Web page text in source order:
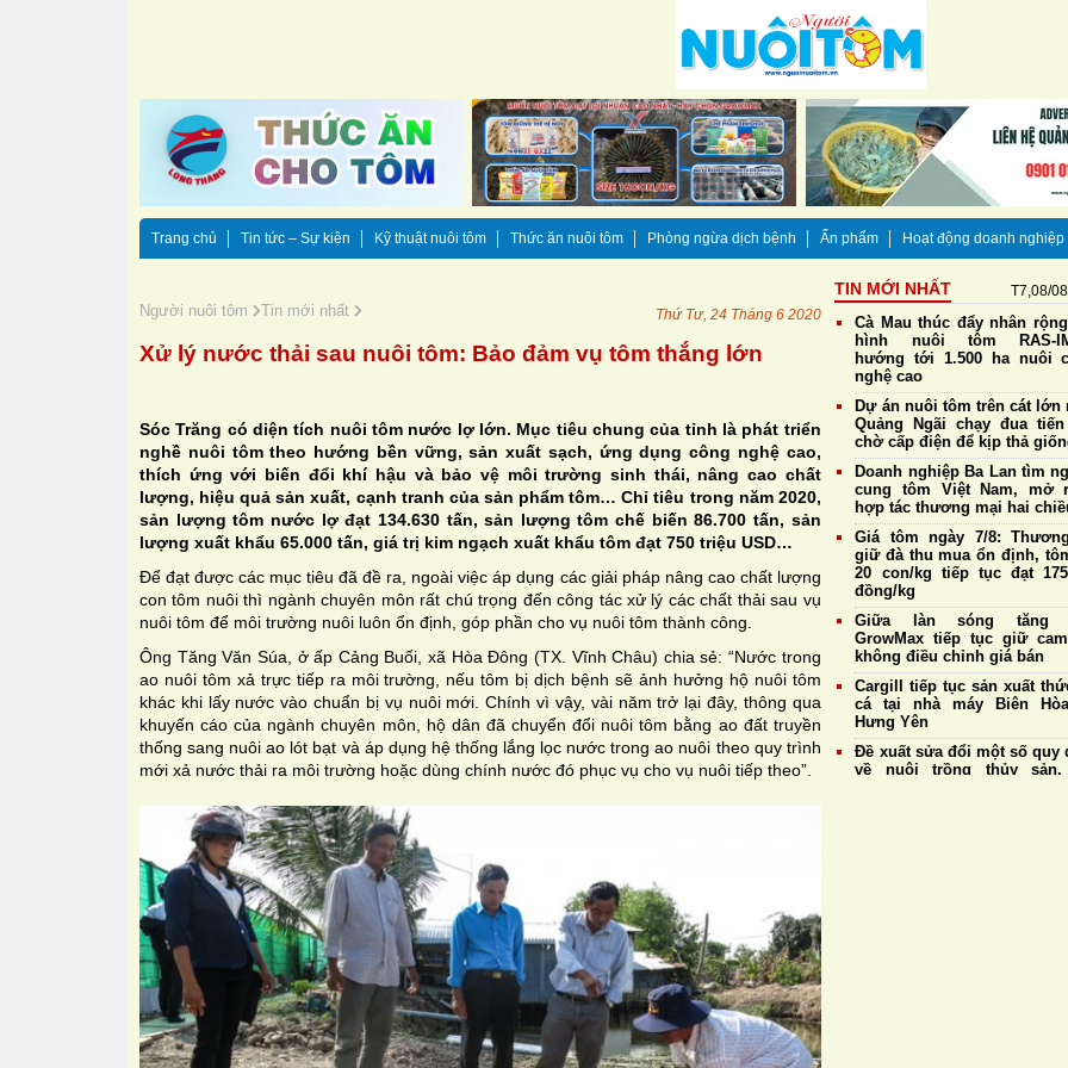
Trang chủ Tin tức – Sự kiện Kỹ thuật nuôi tôm Thức ăn nuôi tôm Phòng ngừa dịch bệnh Ấn phẩm Hoạt động doanh nghiệp
Người nuôi tôm Tin mới nhất Thứ Tư, 24 Tháng 6 2020
Xử lý nước thải sau nuôi tôm: Bảo đảm vụ tôm thắng lớn
Sóc Trăng có diện tích nuôi tôm nước lợ lớn. Mục tiêu chung của tỉnh là phát triển
nghề nuôi tôm theo hướng bền vững, sản xuất sạch, ứng dụng công nghệ cao,
thích ứng với biến đổi khí hậu và bảo vệ môi trường sinh thái, nâng cao chất
lượng, hiệu quả sản xuất, cạnh tranh của sản phẩm tôm… Chỉ tiêu trong năm 2020,
sản lượng tôm nước lợ đạt 134.630 tấn, sản lượng tôm chế biến 86.700 tấn, sản
lượng xuất khẩu 65.000 tấn, giá trị kim ngạch xuất khẩu tôm đạt 750 triệu USD…
Để đạt được các mục tiêu đã đề ra, ngoài việc áp dụng các giải pháp nâng cao chất lượng
con tôm nuôi thì ngành chuyên môn rất chú trọng đến công tác xử lý các chất thải sau vụ
nuôi tôm để môi trường nuôi luôn ổn định, góp phần cho vụ nuôi tôm thành công.
Ông Tăng Văn Súa, ở ấp Cảng Buối, xã Hòa Đông (TX. Vĩnh Châu) chia sẻ: “Nước trong
ao nuôi tôm xả trực tiếp ra môi trường, nếu tôm bị dịch bệnh sẽ ảnh hưởng hộ nuôi tôm
khác khi lấy nước vào chuẩn bị vụ nuôi mới. Chính vì vậy, vài năm trở lại đây, thông qua
khuyến cáo của ngành chuyên môn, hộ dân đã chuyển đổi nuôi tôm bằng ao đất truyền
thống sang nuôi ao lót bạt và áp dụng hệ thống lắng lọc nước trong ao nuôi theo quy trình
mới xả nước thải ra môi trường hoặc dùng chính nước đó phục vụ cho vụ nuôi tiếp theo”.
TIN MỚI NHẤT T7,08/
Cà Mau thúc đẩy nhân
hình nuôi tôm RAS-
hướng tới 1.500 ha nuôi
nghệ cao
Dự án nuôi tôm trên cát lớn
Quảng Ngãi chạy đua
chờ cấp điện để kịp thả
Doanh nghiệp Ba Lan tìm
cung tôm Việt Nam, mở
hợp tác thương mại hai
Giá tôm ngày 7/8:
giữ đà thu mua ổn định,
20 con/kg tiếp tục đạt
đồng/kg
Giữa làn sóng tăng
GrowMax tiếp tục giữ
không điều chỉnh giá bán
Cargill tiếp tục sản xuất
cá tại nhà máy Biên
Hưng Yên
Đề xuất sửa đổi một số quy
về nuôi trồng thủy sản,